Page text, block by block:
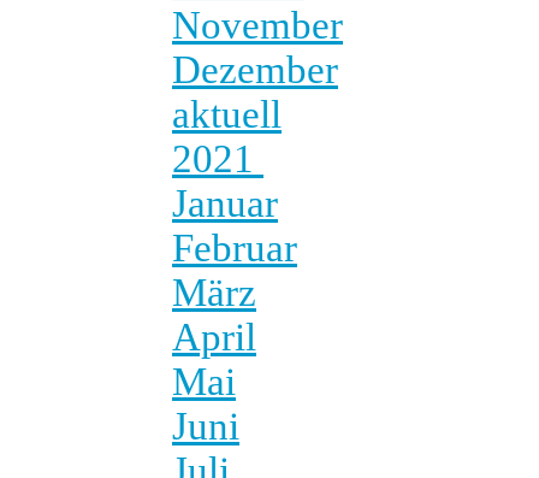
November
Dezember
aktuell
2021
Januar
Februar
März
April
Mai
Juni